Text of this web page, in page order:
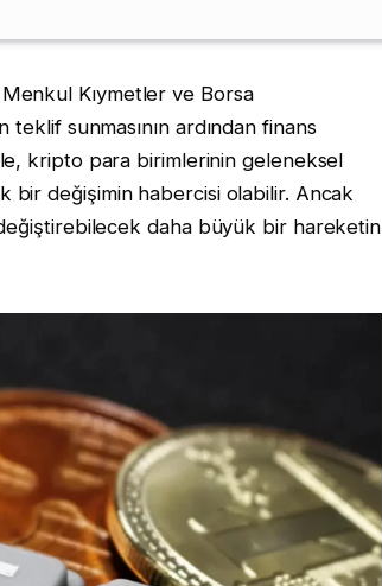
Kıymetler ve Borsa
teklif sunmasının ardından finans
kripto para birimlerinin geleneksel
bir değişimin habercisi olabilir. Ancak
değiştirebilecek daha büyük bir hareketin